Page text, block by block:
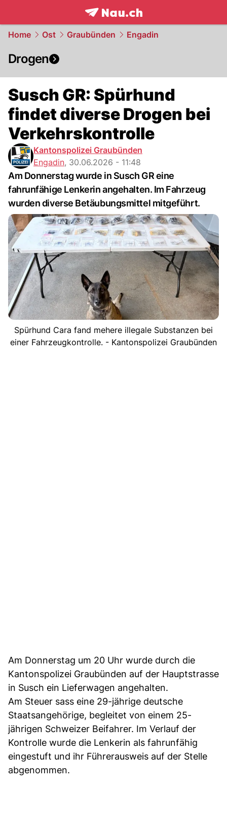
frontpage.NAU.ch
Home Ost Graubünden Engadin
Drogen
Susch GR: Spürhund
findet diverse Drogen bei
Verkehrskontrolle
Kantonspolizei Graubünden
Engadin, 30.06.2026 - 11:48
Am Donnerstag wurde in Susch GR eine
fahrunfähige Lenkerin angehalten. Im Fahrzeug
wurden diverse Betäubungsmittel mitgeführt.
Spürhund Cara fand mehere illegale Substanzen bei
einer Fahrzeugkontrolle. - Kantonspolizei Graubünden
Am Donnerstag um 20 Uhr wurde durch die
Kantonspolizei Graubünden auf der Hauptstrasse
in Susch ein Lieferwagen angehalten.
Am Steuer sass eine 29-jährige deutsche
Staatsangehörige, begleitet von einem 25-
jährigen Schweizer Beifahrer. Im Verlauf der
Kontrolle wurde die Lenkerin als fahrunfähig
eingestuft und ihr Führerausweis auf der Stelle
abgenommen.